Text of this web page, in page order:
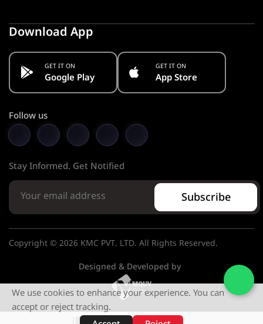
Download App
GET IT ON
Google Play
GET IT ON
App Store
Follow us
Stay Informed. Get Notified
Subscribe
Copyright © 2026 KMC PVT. LTD. All Rights Reserved.
Designed & Developed by
We use cookies to enhance your experience. You can
accept or reject tracking.